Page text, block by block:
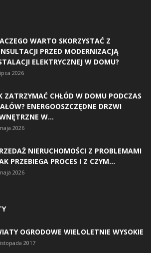
WARTO SKORZYSTAĆ Z
PRZED MODERNIZACJĄ
ELEKTRYCZNEJ W DOMU?
2026
ZATRZYMAĆ CHŁÓD W DOMU PODCZAS
ENERGOOSZCZĘDNE DRZWI
W...
2026
NIERUCHOMOŚCI Z PROBLEMAMI
PRZEBIEGA PROCES I Z CZYM...
2026
OGRODOWE WIELOLETNIE WYSOKIE
2017